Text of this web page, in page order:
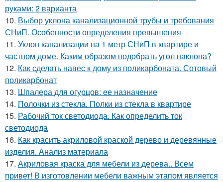
руками: 2 варианта
10. Выбор уклона канализационной трубы и требования
СНиП. Особенности определения превышения
11. Уклон канализации на 1 метр СНиП в квартире и
частном доме. Каким образом подобрать угол наклона?
12. Как сделать навес к дому из поликарбоната. Сотовый
поликарбонат
13. Шпалера для огурцов: ее назначение
14. Полочки из стекла. Полки из стекла в квартире
15. Рабочий ток светодиода. Как определить ток
светодиода
16. Как красить акриловой краской дерево и деревянные
изделия. Анализ материала
17. Акриловая краска для мебели из дерева.. Всем
привет! В изготовлении мебели важным этапом является